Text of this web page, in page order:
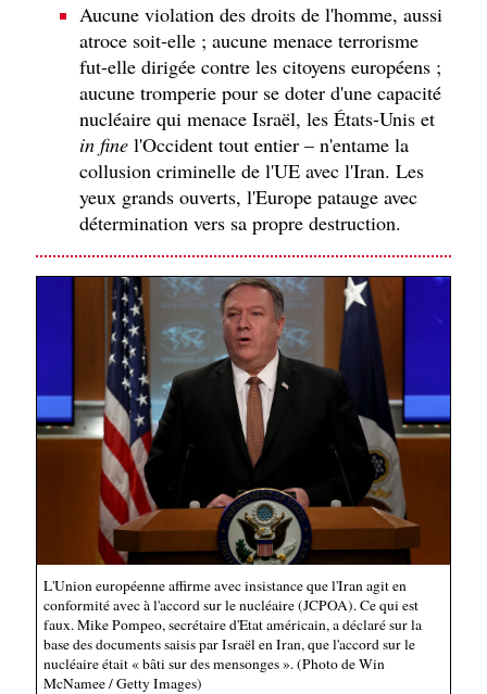
Aucune violation des droits de l'homme, aussi
atroce soit-elle ; aucune menace terrorisme
fut-elle dirigée contre les citoyens européens ;
aucune tromperie pour se doter d'une capacité
nucléaire qui menace Israël, les États-Unis et
in fine l'Occident tout entier – n'entame la
collusion criminelle de l'UE avec l'Iran. Les
yeux grands ouverts, l'Europe patauge avec
détermination vers sa propre destruction.
L'Union européenne affirme avec insistance que l'Iran agit en
conformité avec à l'accord sur le nucléaire (JCPOA). Ce qui est
faux. Mike Pompeo, secrétaire d'Etat américain, a déclaré sur la
base des documents saisis par Israël en Iran, que l'accord sur le
nucléaire était « bâti sur des mensonges ». (Photo de Win
McNamee / Getty Images)